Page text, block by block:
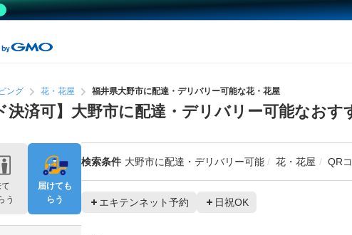
ング 花・花屋 福井県大野市に配達・デリバリー可能な花・花屋
決済可】大野市に配達・デリバリー可能なおす
検索条件 大野市に配達・デリバリー可能 花・花屋 QR
エキテンネット予約 日祝OK
う
届けても
らう